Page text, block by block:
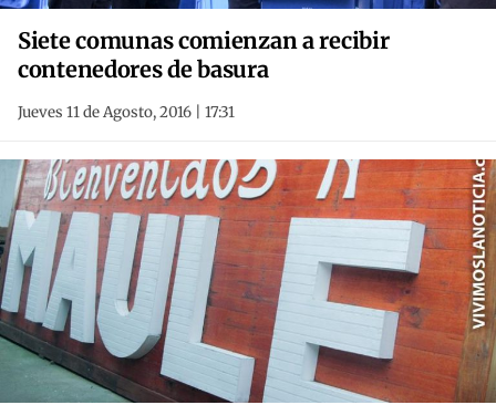
Siete comunas comienzan a recibir
contenedores de basura
Jueves 11 de Agosto, 2016 | 17:31